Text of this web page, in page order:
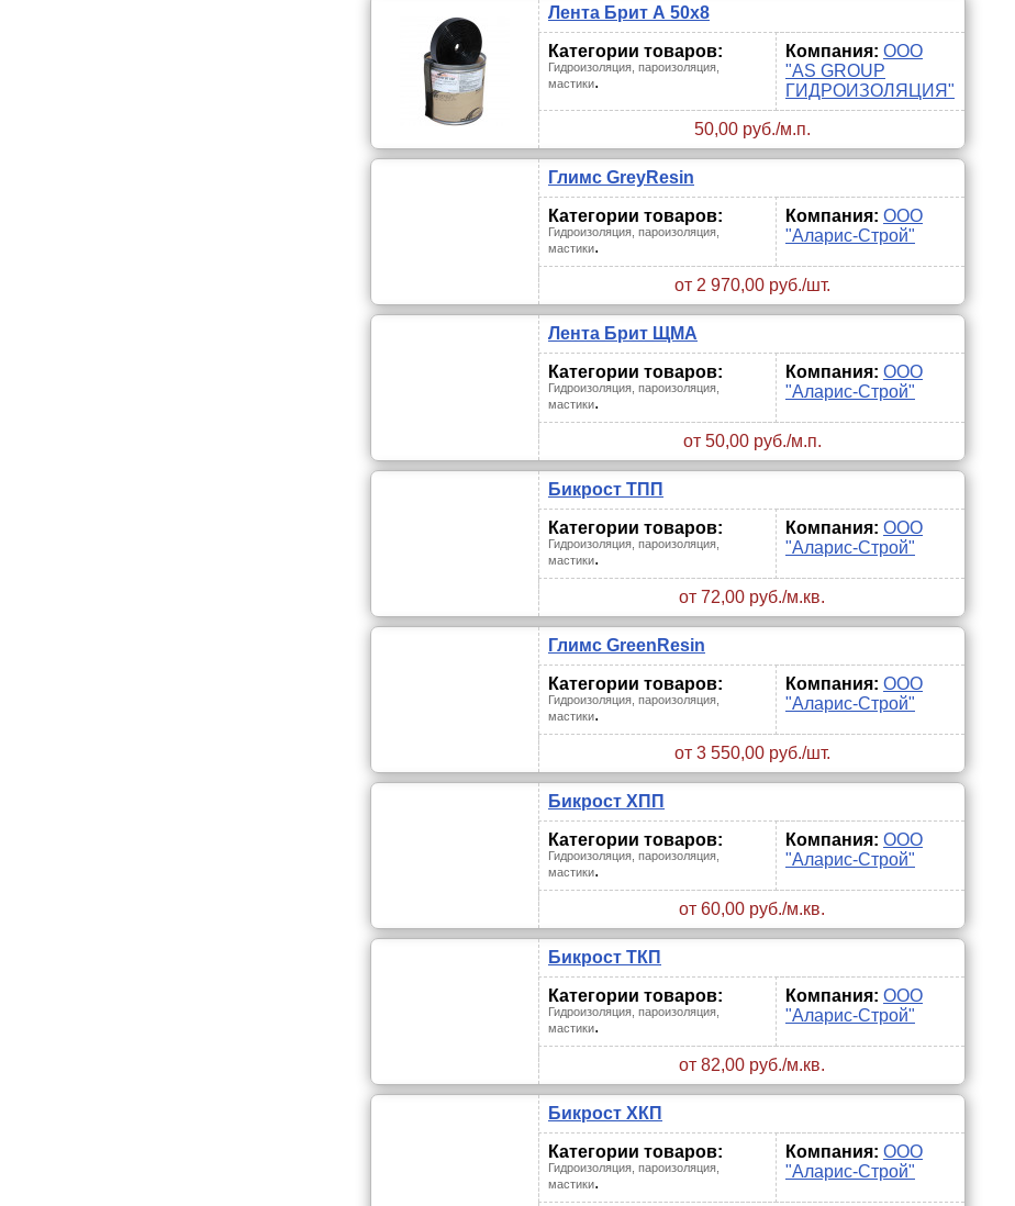
Лента Брит А 50х8
Категории товаров:
Гидроизоляция, пароизоляция,
мастики.
Компания: ООО
"AS GROUP
ГИДРОИЗОЛЯЦИЯ"
50,00 руб./м.п.
Глимс GreyResin
Категории товаров:
Гидроизоляция, пароизоляция,
мастики.
Компания: ООО
"Аларис-Строй"
от 2 970,00 руб./шт.
Лента Брит ЩМА
Категории товаров:
Гидроизоляция, пароизоляция,
мастики.
Компания: ООО
"Аларис-Строй"
от 50,00 руб./м.п.
Бикрост ТПП
Категории товаров:
Гидроизоляция, пароизоляция,
мастики.
Компания: ООО
"Аларис-Строй"
от 72,00 руб./м.кв.
Глимс GreenResin
Категории товаров:
Гидроизоляция, пароизоляция,
мастики.
Компания: ООО
"Аларис-Строй"
от 3 550,00 руб./шт.
Бикрост ХПП
Категории товаров:
Гидроизоляция, пароизоляция,
мастики.
Компания: ООО
"Аларис-Строй"
от 60,00 руб./м.кв.
Бикрост ТКП
Категории товаров:
Гидроизоляция, пароизоляция,
мастики.
Компания: ООО
"Аларис-Строй"
от 82,00 руб./м.кв.
Бикрост ХКП
Категории товаров:
Гидроизоляция, пароизоляция,
мастики.
Компания: ООО
"Аларис-Строй"